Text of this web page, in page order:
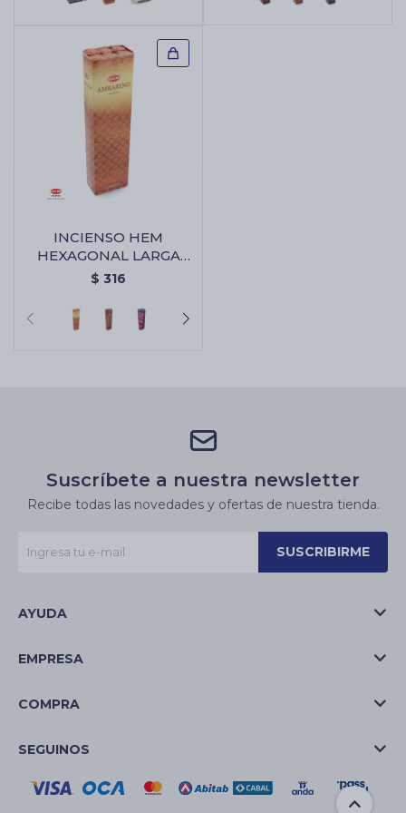
INCIENSO HEM
HEXAGONAL LARGA
CAJA X6 - Ambar
$ 316
Suscríbete a nuestra newsletter
Recibe todas las novedades y ofertas de nuestra tienda.
SUSCRIBIRME
AYUDA
EMPRESA
COMPRA
SEGUINOS